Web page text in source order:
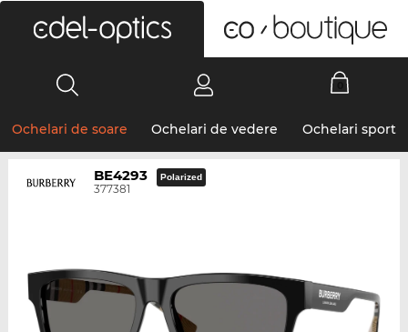
Ochelari de soare Ochelari de vedere Ochelari sport
BE4293
377381
Polarized